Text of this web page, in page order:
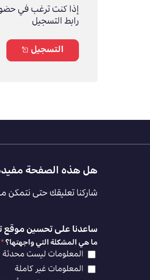
إذا كنت ترغب في
رابط التسجيل
التسجيل
Footer
Feedback
[AR]
هل هذه الصفحة
شاركنا تعليقك حتى
ساعدنا على تحسين موقع
ما هي المشكلة التي واجهتها؟*
المعلومات ليست محدثة
المعلومات غير كاملة